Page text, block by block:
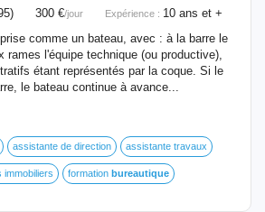
300 €/jour Expérience : 10 ans et +
comme un bateau, avec : à la barre le
rames l'équipe technique (ou productive),
étant représentés par la coque. Si le
le bateau continue à avance...
assistante de direction assistante travaux
immobiliers formation bureautique